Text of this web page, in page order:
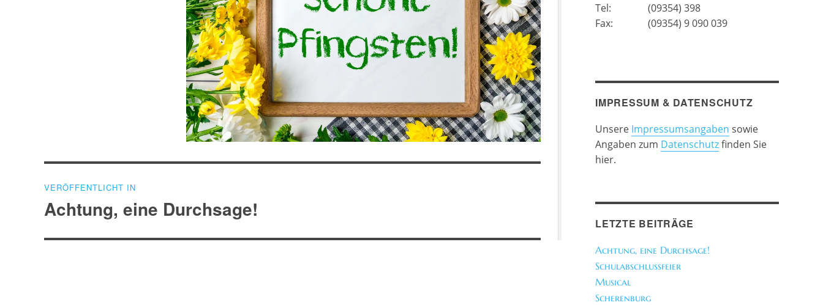
VERÖFFENTLICHT IN
Achtung, eine Durchsage!
Tel:
(09354) 398
Fax:
(09354) 9 090 039
IMPRESSUM & DATENSCHUTZ
Unsere Impressumsangaben sowie
Angaben zum Datenschutzfinden Sie
hier.
LETZTE BEITRÄGE
Achtung, eine Durchsage!
Schulabschlussfeier
Musical
Scherenburg